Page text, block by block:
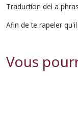
Traduction del a
Afin de te rapeler
Vous